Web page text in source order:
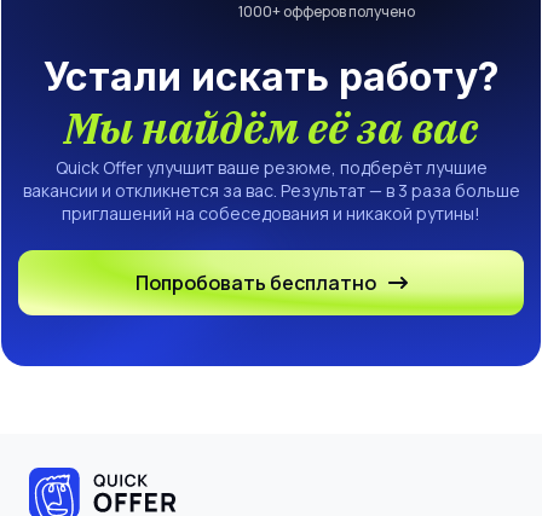
1000+ офферов получено
Устали искать работу?
Мы найдём её за вас
Quick Offer улучшит ваше резюме, подберёт лучшие
вакансии и откликнется за вас. Результат — в 3 раза больше
приглашений на собеседования и никакой рутины!
Попробовать бесплатно